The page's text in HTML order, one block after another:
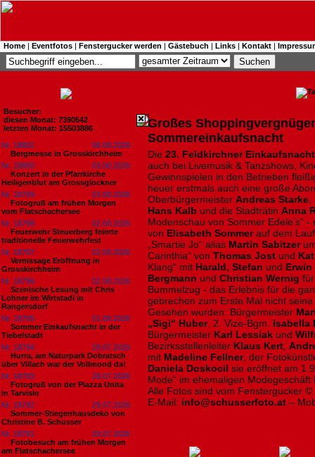
Home | Eventfotos | Fenstergucker werden | Gästebuch | Links | Kontakt |
Besucher:
diesen Monat: 7390542
letzten Monat: 15503886
Nr. 18801
06.08.2026
Bergmesse in Grosskirchheim
Nr. 18800
03.08.2026
Konzert in der Pfarrkirche
Heiligenblut am Grossglockner
Nr. 18799
03.08.2026
Fotogruß am frühen Morgen
vom Flatschachersee
Nr. 18798
02.08.2026
Feuerwehr Steuerberg feierte
traditionelle Feuerwehrfest
Nr. 18797
02.08.2026
Vernissage Eröffnung in
Grosskirchheim
Nr. 18796
02.08.2026
Szenische Lesung mit Chris
Lohner im Wirtstadl in
Rangersdorf
Nr. 18795
01.08.2026
Sommer Einkaufsnacht in der
Tiebelstadt
Nr. 18794
29.07.2026
Hurra, am Naturpark Dobratsch
über Villach war der Vollmond da!
Nr. 18793
29.07.2026
Fotogruß von der Piazza Unita
in Tarvisio
Nr. 18792
29.07.2026
Sommer-Stiegenhausdeko von
Christine B. Schusser
Nr. 18791
29.07.2026
Fotobesuch am frühen Morgen
am Flatschachersee
Großes
Sommereinkaufsnacht
Die 23. Feldkirchner Einkaufsnacht
auch bei Livemusik & Tanzshows,
Gewinnspielen in den Betrieben
heuer erstmals auch eine große
Oberbürgermeister Andreas Starke
Hans Kalb und die Stadträtin Anna
Modenschau von Sommer Edele’s“
von Elisabeth Sommerauf dem
„Smartie Jo“ alias Martin Sabitzer
Carinthia“ von Thomas Jost und
Klang“ mit Harald, Stefan und
Bergmann und Christian Wernig
Bummelzug - das Erlebnis für die
gebrechen zum Erste Mal nicht
Gesehen wurden: Bürgermeister
„Sigi“ Huber, 2. Vize-Bgm. Isabella
Bürgermeister Karl Lessiak und
Bezirksstellenleiter Klaus Kert
mit Madeline Fellner, der
Daniela Doskocil sie eröffnet am
Mode“ im ehemaligen Modegeschäft
Alle Fotos sind vom Fenstergucker ©
E-Mail: info@schusserfoto.at –